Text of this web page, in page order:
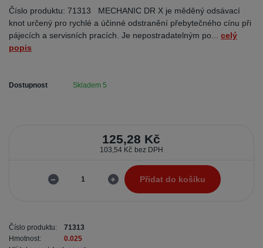
Číslo produktu: 71313 MECHANIC DR X je měděný odsávací
knot určený pro rychlé a účinné odstranění přebytečného cínu při
pájecích a servisních pracích. Je nepostradatelným po... celý
popis
Dostupnost Skladem 5
125,28 Kč
103,54 Kč bez DPH
Přidat do košíku
Číslo produktu:
71313
Hmotnost:
0.025